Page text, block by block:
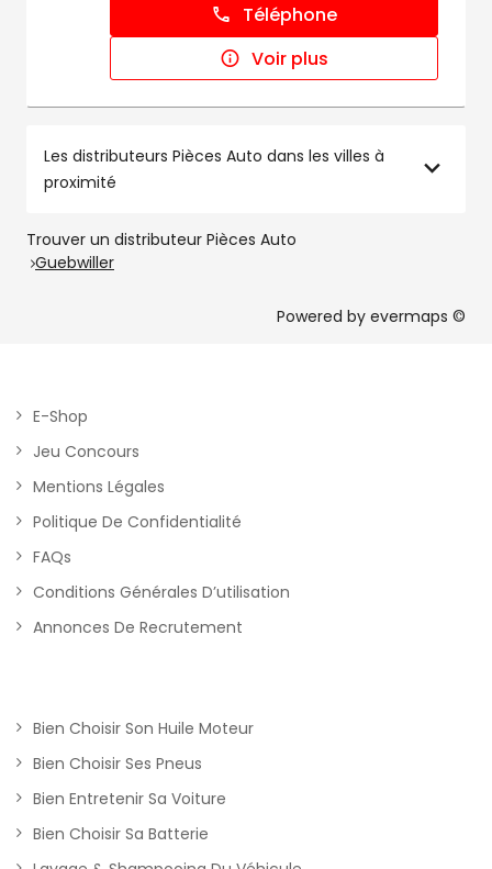
Téléphone
Voir plus
Les distributeurs Pièces Auto dans les villes à
proximité
Trouver un distributeur Pièces Auto
Guebwiller
Powered by evermaps ©
E-Shop
Jeu Concours
Mentions Légales
Politique De Confidentialité
FAQs
Conditions Générales D’utilisation
Annonces De Recrutement
Bien Choisir Son Huile Moteur
Bien Choisir Ses Pneus
Bien Entretenir Sa Voiture
Bien Choisir Sa Batterie